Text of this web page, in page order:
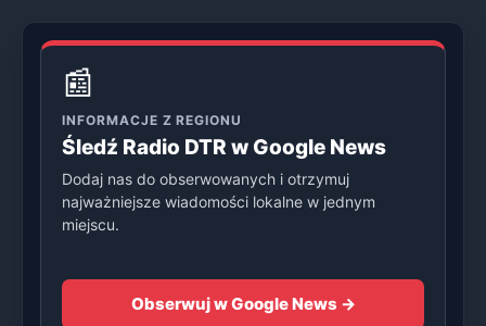
📰
INFORMACJE Z REGIONU
Śledź Radio DTR w Google News
Dodaj nas do obserwowanych i otrzymuj
najważniejsze wiadomości lokalne w jednym
miejscu.
Obserwuj w Google News →